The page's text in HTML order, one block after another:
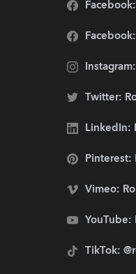
Twitter:
LinkedIn:
Pinterest:
Vimeo:
YouTube:
TikTok: